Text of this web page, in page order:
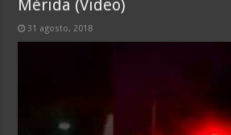
Mérida (Video)
31 agosto, 2018